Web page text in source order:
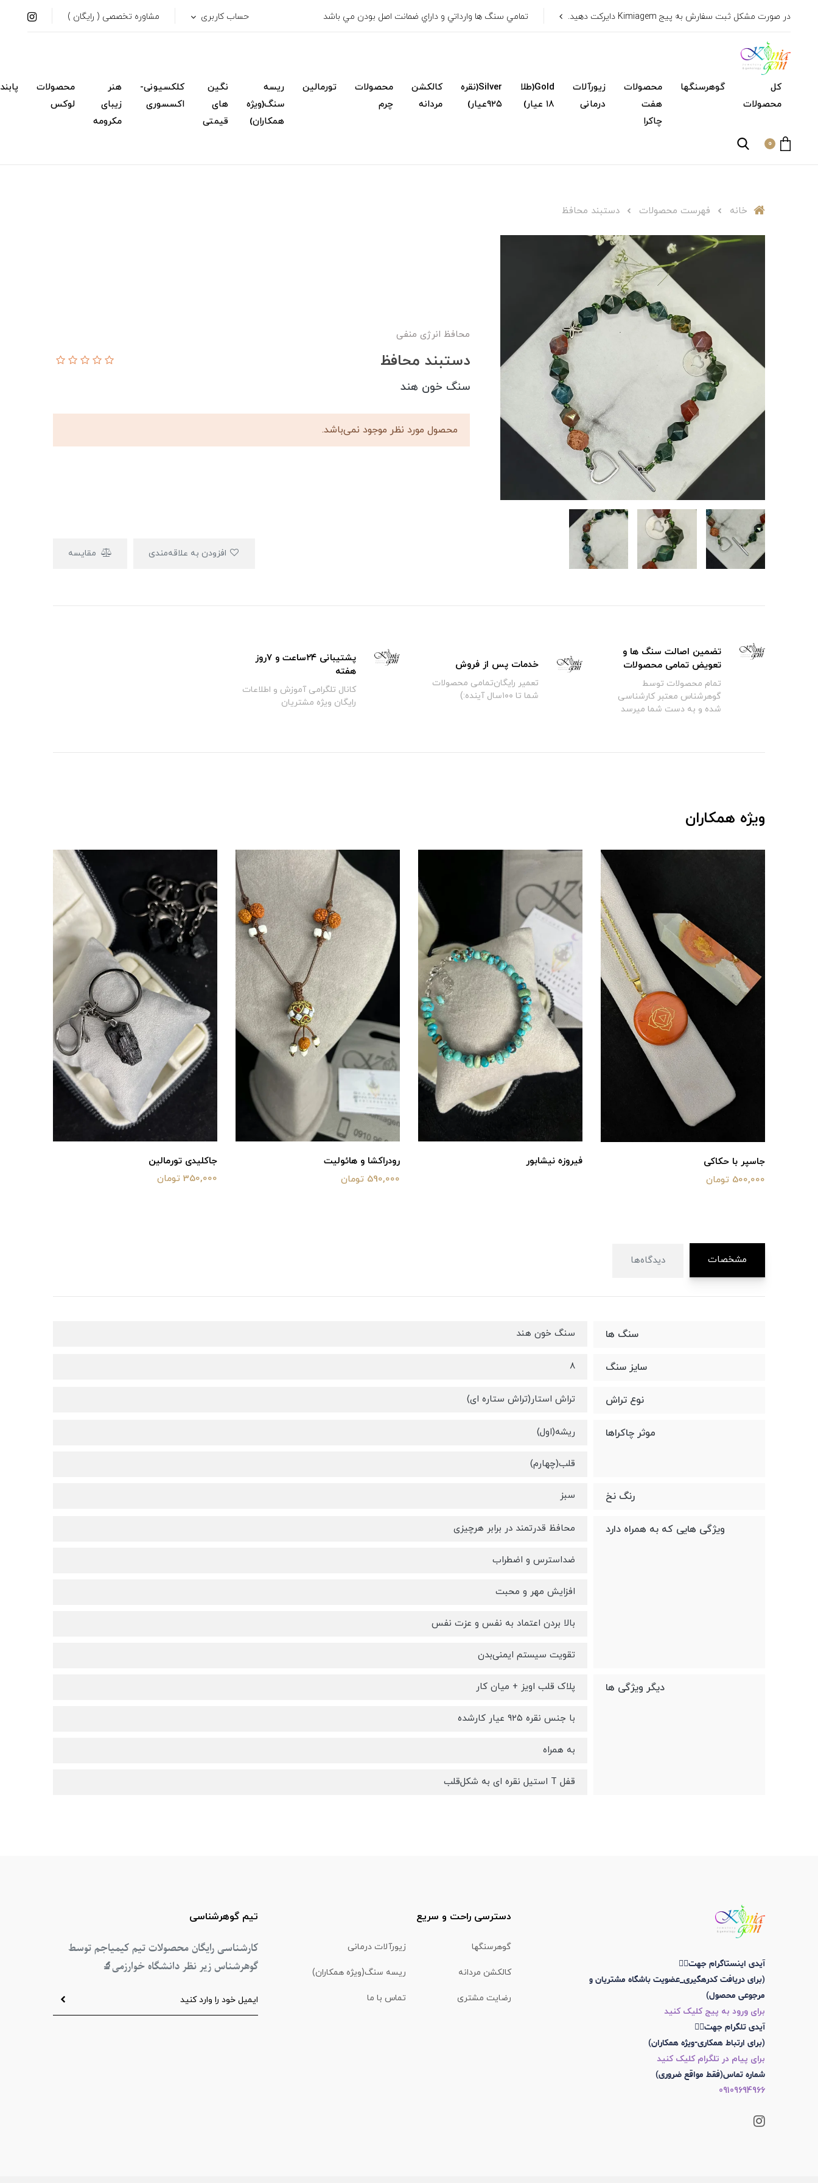
در صورت مشکل ثبت سفارش به پیج Kimiagem دایرکت دهید. تمامي سنگ ها وارداتي و داراي ضمانت اصل بودن مي باشد حساب کاربری مشاوره تخصصی ( رایگان )
کل
محصولات
گوهرسنگها
محصولات
هفت
چاکرا
زیورآلات
درمانی
Gold(طلا
۱۸ عیار)
Silver(نقره
۹۲۵عیار)
کالکشن
مردانه
محصولات
چرم
تورمالین
ریسه
سنگ(ویژه
همکاران)
نگین
های
قیمتی
کلکسیونی-
اکسسوری
هنر
زیبای
مکرومه
محصولات
لوکس
0
خانه فهرست محصولات دستبند محافظ
محافظ انرژی منفی
دستبند محافظ
سنگ خون هند
محصول مورد نظر موجود نمی‌باشد.
مقایسه
تضمین اصالت سنگ ها و
تعویض تمامی محصولات
تمام محصولات توسط
گوهرشناس معتبر کارشناسی
شده و به دست شما میرسد
خدمات پس از فروش
تعمیر رایگان‌تمامی محصولات
شما تا ۱۰۰سال آینده:)
پشتیبانی ۲۴ساعت و ۷روز
هفته
کانال تلگرامی آموزش و اطلاعات
رایگان ویژه مشتریان
ویژه همکاران
جاسپر با حکاکی
500,000 تومان
فیروزه نیشابور
رودراکشا و هائولیت
590,000 تومان
جاکلیدی تورمالین
350,000 تومان
مشخصات دیدگاه‌ها
سنگ ها سنگ خون هند
سایز سنگ 8
نوع تراش تراش استار(تراش ستاره ای)
موثر چاکراها ریشه(اول)
قلب(چهارم)
رنگ نخ سبز
ویژگی هایی که به همراه دارد محافظ قدرتمند در برابر هرچیزی
ضداسترس و اضطراب
افزایش مهر و محبت
بالا بردن اعتماد به نفس و عزت نفس
تقویت سیستم ایمنی‌بدن
دیگر ویژگی ها پلاک قلب اویز + میان کار
با جنس نقره ۹۲۵ عیار کارشده
به همراه
قفل T استیل نقره ای به شکل‌قلب
آیدی اینستاگرام جهت👇🏼
(برای دریافت کدرهگیری_عضویت باشگاه مشتریان و
مرجوعی محصول)
برای ورود به پیج کلیک کنید
آیدی تلگرام جهت👇🏼
(برای ارتباط همکاری-ویژه همکاران)
برای پیام در تلگرام کلیک کنید
شماره تماس(فقط مواقع ضروری)
09109694966
دسترسی راحت و سریع
گوهرسنگها زیورآلات درمانی
کالکشن مردانه ریسه سنگ(ویژه همکاران)
رضایت مشتری تماس با ما
تیم گوهرشناسی
کارشناسی رایگان محصولات تیم کیمیاجم توسط
گوهرشناس زیر نظر دانشگاه خوارزمی🔬